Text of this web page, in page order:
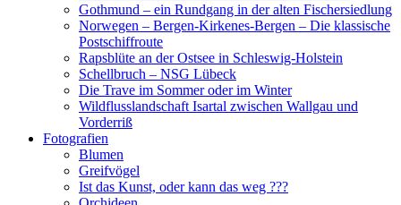
Gothmund – ein Rundgang in der alten Fischersiedlung
Norwegen – Bergen-Kirkenes-Bergen – Die klassische
Postschiffroute
Rapsblüte an der Ostsee in Schleswig-Holstein
Schellbruch – NSG Lübeck
Die Trave im Sommer oder im Winter
Wildflusslandschaft Isartal zwischen Wallgau und
Vorderriß
Fotografien
Blumen
Greifvögel
Ist das Kunst, oder kann das weg ???